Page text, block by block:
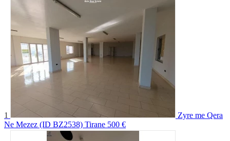
1
Zyre me Qera
Ne Mezez (ID BZ2538) Tirane 500 €